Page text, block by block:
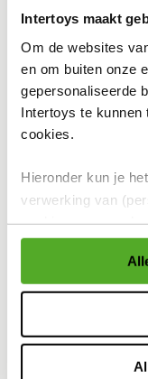
Intertoys maakt
Om de websites
en om buiten onze
gepersonaliseerde
Intertoys te kunnen
cookies.
Hieronder kun je
verwerking van
cookies voor
verzameld
Voor meer informatie
van
product
is
19,99
euro.
Aflevering
Thuisbezorgen
Ophalen in
Bekijk
Op werkdagen
Gratis ophalen én
Al voor 4,99
Gratis retour en